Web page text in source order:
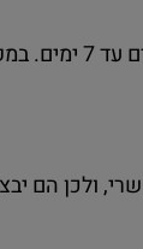
בימים הראשונים לאחר
ולכן הם